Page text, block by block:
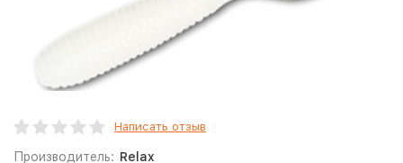
Написать отзыв
Производитель: Relax